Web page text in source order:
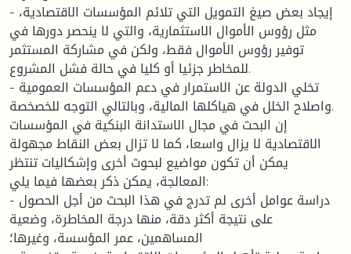
- إيجاد بعض صيغ التمويل التي تلائم المؤسسات الاقتصادية،
مثل رؤوس الأموال الاستثمارية، والتي لا ينحصر دورها في
توفير رؤوس الأموال فقط، ولكن في مشاركة المستثمر
للمخاطر جزئيا أو كليا في حالة فشل المشروع.
- تخلي الدولة عن الاستمرار في دعم المؤسسات العمومية
واصلاح الخلل في هياكلها المالية، وبالتالي التوجه للخصخصة.
إن البحث في مجال الاستدانة البنكية في المؤسسات
الاقتصادية لا يزال واسعا، كما لا تزال بعض النقاط مجهولة
يمكن أن تكون مواضيع لبحوث أخرى وإشكاليات تنتظر
المعالجة، يمكن ذكر بعضها فيما يلي:
- دراسة عوامل أخرى لم تدرج في هذا البحث من أجل الحصول
على نتيجة أكثر دقة، منها درجة المخاطرة، وضعية
المساهمين، عمر المؤسسة، وغيرها؛